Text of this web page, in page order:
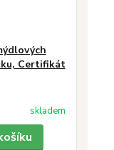
Certifikát
skladem